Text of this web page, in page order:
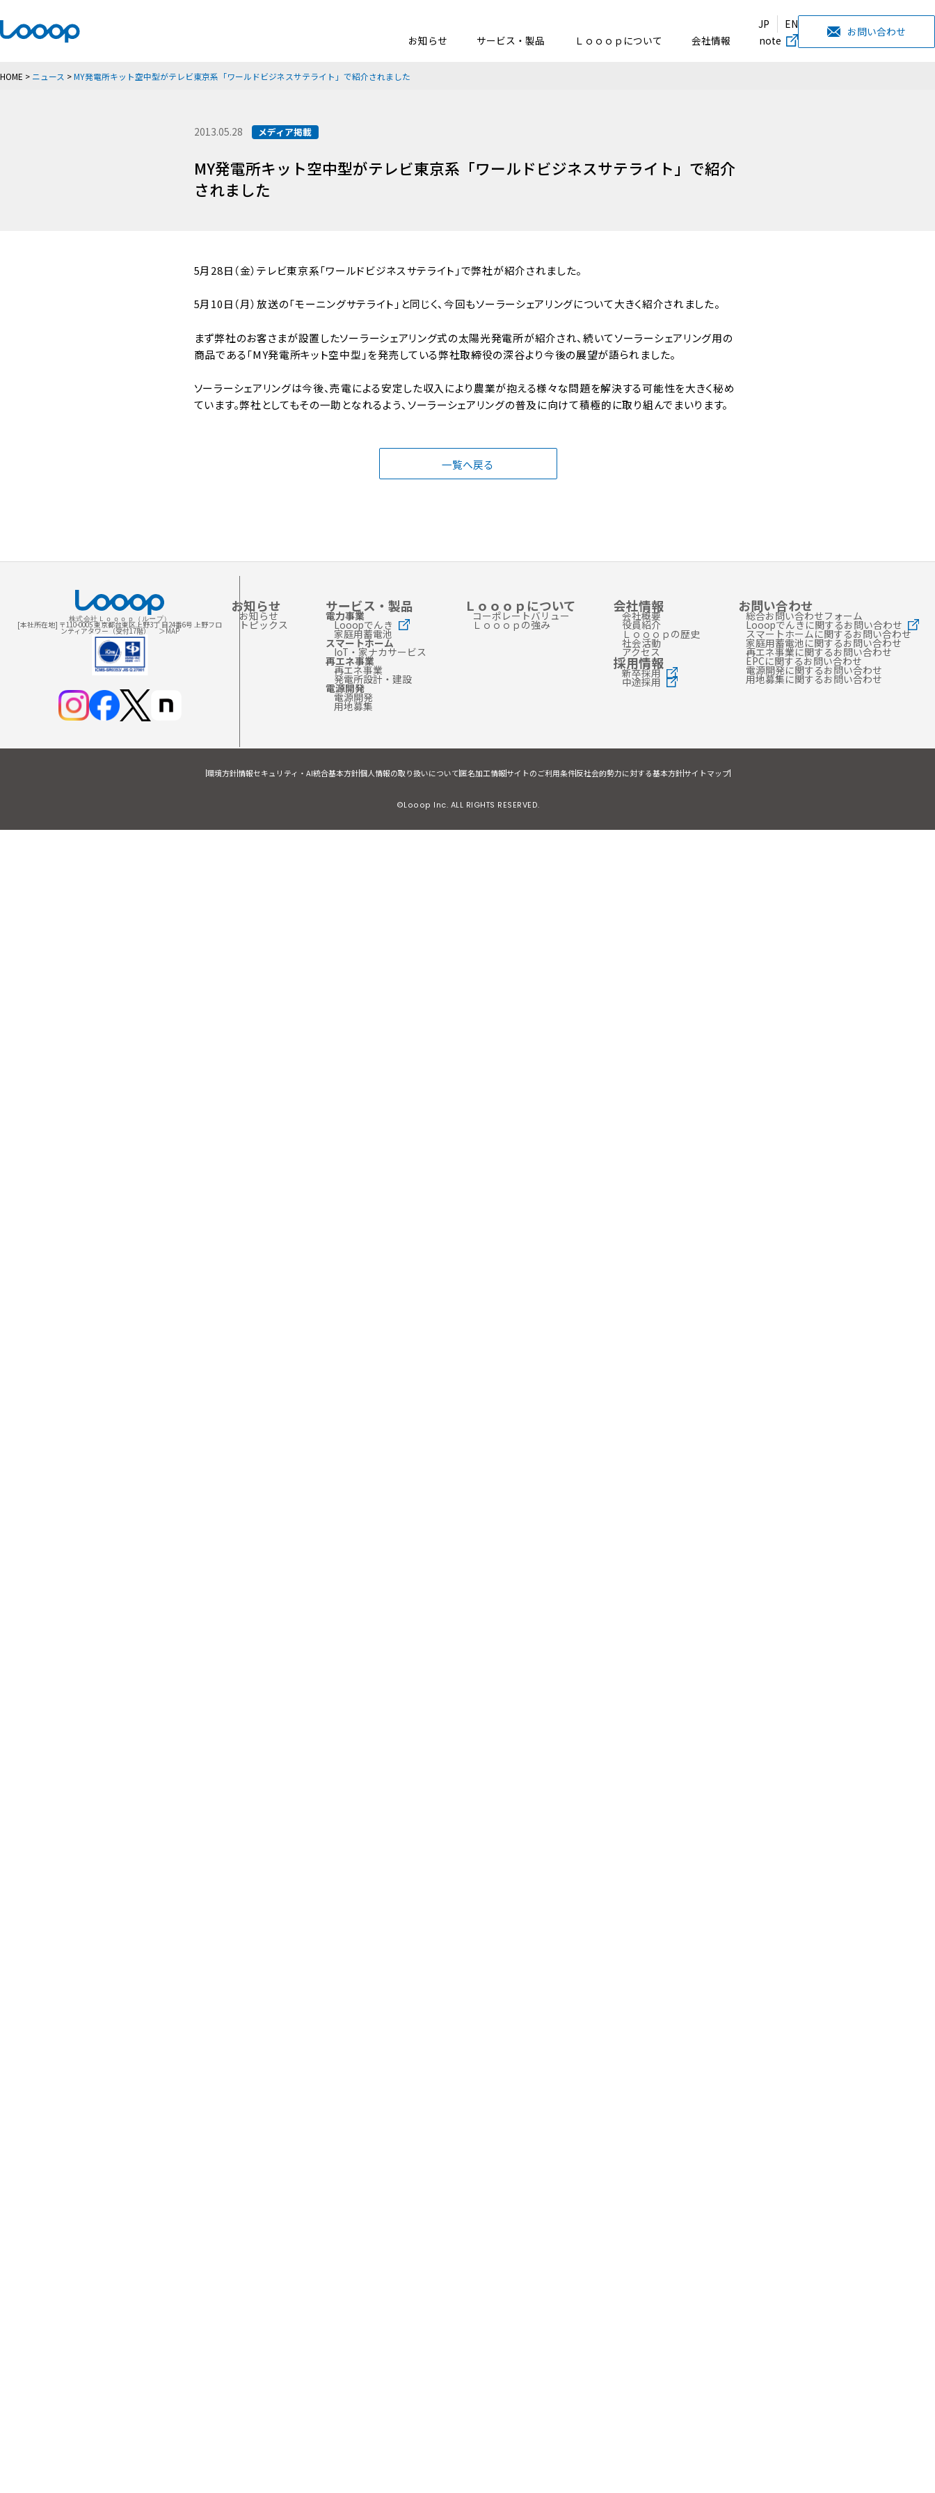
JP
EN
お知らせ
サービス・製品 Ｌｏｏｏｐについて 会社情報 note
お問い合わせ
HOME > ニュース >MY発電所キット空中型がテレビ東京系「ワールドビジネスサテライト」で紹介されました
2013.05.28 メディア掲載
MY発電所キット空中型がテレビ東京系「ワールドビジネスサテライト」で紹介
されました
5月28日（金）テレビ東京系「ワールドビジネスサテライト」で弊社が紹介されました。
5月10日（月）放送の「モーニングサテライト」と同じく、今回もソーラーシェアリングについて大きく紹介されました。
まず弊社のお客さまが設置したソーラーシェアリング式の太陽光発電所が紹介され、続いてソーラーシェアリング用の
商品である「MY発電所キット空中型」を発売している弊社取締役の深谷より今後の展望が語られました。
ソーラーシェアリングは今後、売電による安定した収入により農業が抱える様々な問題を解決する可能性を大きく秘め
ています。弊社としてもその一助となれるよう、ソーラーシェアリングの普及に向けて積極的に取り組んでまいります。
一覧へ戻る
株式会社Ｌｏｏｏｐ（ループ）
[本社所在地] 〒110-0005 東京都台東区上野3丁 目24番6号 上野フロ
ンティアタワー（受付17階） ＞MAP
お知らせ
お知らせ
トピックス
サービス・製品
電力事業
Looopでんき
家庭用蓄電池
スマートホーム
IoT・家ナカサービス
再エネ事業
再エネ事業
発電所設計・建設
電源開発
電源開発
用地募集
Ｌｏｏｏｐについて
コーポレートバリュー
Ｌｏｏｏｐの強み
会社情報
会社概要
役員紹介
Ｌｏｏｏｐの歴史
社会活動
アクセス
採用情報
新卒採用
中途採用
お問い合わせ
総合お問い合わせフォーム
Looopでんきに関するお問い合わせ
スマートホームに関するお問い合わせ
家庭用蓄電池に関するお問い合わせ
再エネ事業に関するお問い合わせ
EPCに関するお問い合わせ
電源開発に関するお問い合わせ
用地募集に関するお問い合わせ
環境方針情報セキュリティ・AI統合基本方針個人情報の取り扱いについて匿名加工情報サイトのご利用条件反社会的勢力に対する基本方針サイトマップ
©Looop Inc. ALL RIGHTS RESERVED.